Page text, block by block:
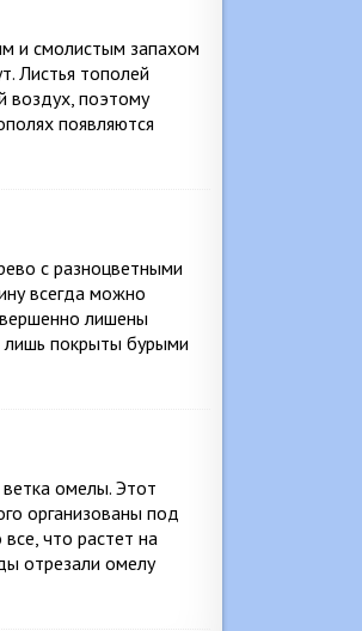
и смолистым запахом
Листья тополей
воздух, поэтому
появляются
с разноцветными
всегда можно
лишены
лишь покрыты бурыми
омелы. Этот
организованы под
что растет на
отрезали омелу